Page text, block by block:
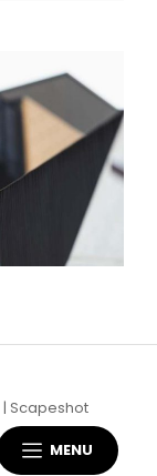
MENU
| Scapeshot